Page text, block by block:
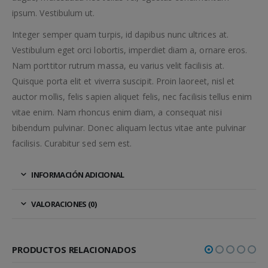
ipsum. Vestibulum ut.
Integer semper quam turpis, id dapibus nunc ultrices at.
Vestibulum eget orci lobortis, imperdiet diam a, ornare eros.
Nam porttitor rutrum massa, eu varius velit facilisis at.
Quisque porta elit et viverra suscipit. Proin laoreet, nisl et
auctor mollis, felis sapien aliquet felis, nec facilisis tellus enim
vitae enim. Nam rhoncus enim diam, a consequat nisi
bibendum pulvinar. Donec aliquam lectus vitae ante pulvinar
facilisis. Curabitur sed sem est.
INFORMACIÓN ADICIONAL
VALORACIONES (0)
PRODUCTOS RELACIONADOS